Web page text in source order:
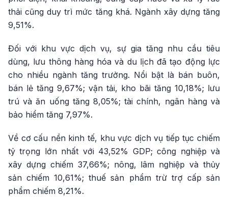
thải cũng duy trì mức tăng khá. Ngành xây dựng tăng
9,51%.
Đối với khu vực dịch vụ, sự gia tăng nhu cầu tiêu
dùng, lưu thông hàng hóa và du lịch đã tạo động lực
cho nhiều ngành tăng trưởng. Nổi bật là bán buôn,
bán lẻ tăng 9,67%; vận tải, kho bãi tăng 10,18%; lưu
trú và ăn uống tăng 8,05%; tài chính, ngân hàng và
bảo hiểm tăng 7,97%.
Về cơ cấu nền kinh tế, khu vực dịch vụ tiếp tục chiếm
tỷ trọng lớn nhất với 43,52% GDP; công nghiệp và
xây dựng chiếm 37,66%; nông, lâm nghiệp và thủy
sản chiếm 10,61%; thuế sản phẩm trừ trợ cấp sản
phẩm chiếm 8,21%.